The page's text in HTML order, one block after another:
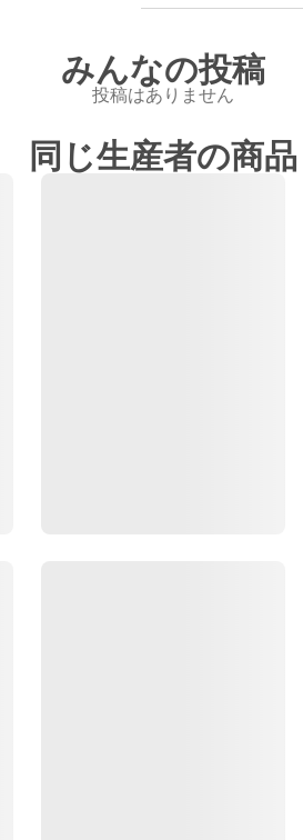
みんなの投稿
投稿はありません
同じ生産者の商品